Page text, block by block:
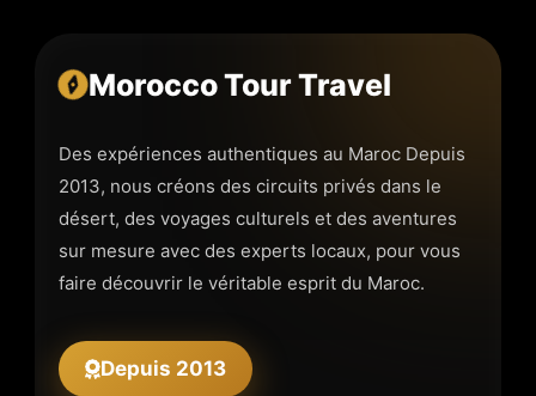
Morocco Tour Travel
Des expériences authentiques au Maroc Depuis
2013, nous créons des circuits privés dans le
désert, des voyages culturels et des aventures
sur mesure avec des experts locaux, pour vous
faire découvrir le véritable esprit du Maroc.
Depuis 2013